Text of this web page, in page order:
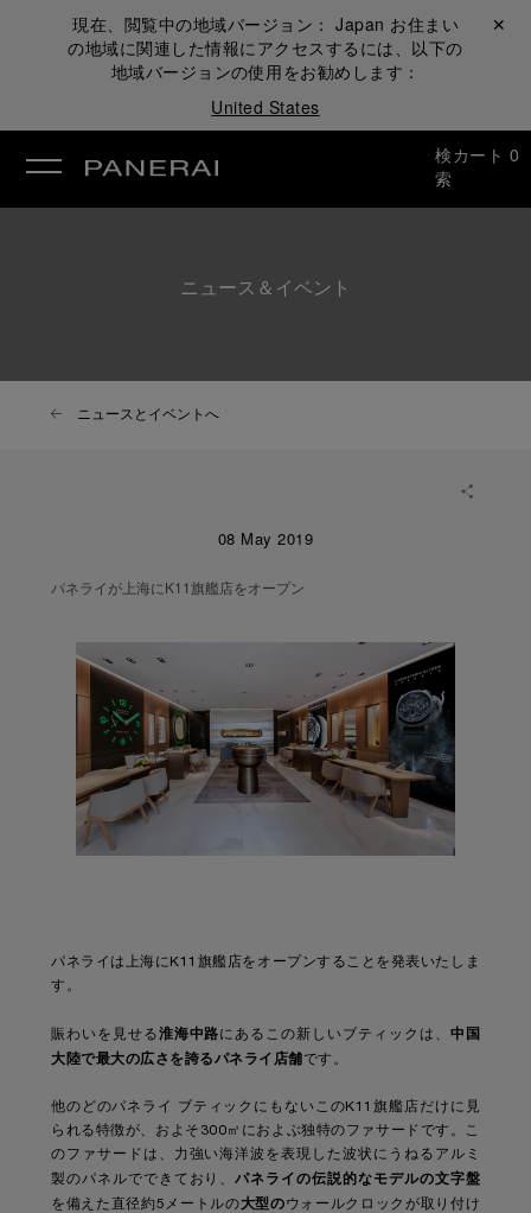
現在、閲覧中の地域バージョン： Japan お住まい
の地域に関連した情報にアクセスするには、以下の
地域バージョンの使用をお勧めします：
United States
閉じる ✕
検
索
カート 0
ニュース＆イベント
ニュースとイベントへ
08 May 2019
パネライが上海にK11旗艦店をオープン
パネライは上海にK11旗艦店をオープンすることを発表いたしま
す。
賑わいを見せる淮海中路にあるこの新しいブティックは、 中国
大陸で最大の広さを誇るパネライ店舗です。
他のどのパネライ ブティックにもないこのK11旗艦店だけに見
られる特徴が、およそ300㎡におよぶ独特のファサードです。こ
のファサードは、力強い海洋波を表現した波状にうねるアルミ
製のパネルでできており、パネライの伝説的なモデルの文字盤
を備えた直径約5メートルの大型のウォールクロックが取り付け